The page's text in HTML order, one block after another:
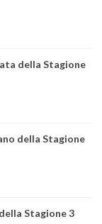
della Stagione
della Stagione
Stagione 3